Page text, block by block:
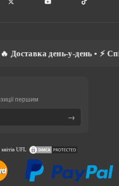
• ⚡ Спілкуємось
першим
→
UFL